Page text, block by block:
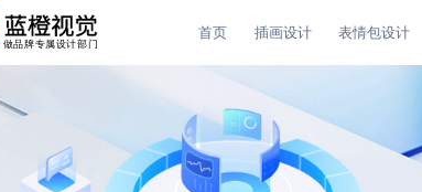
做品牌专属设计部门
首页 插画设计 表情包设计